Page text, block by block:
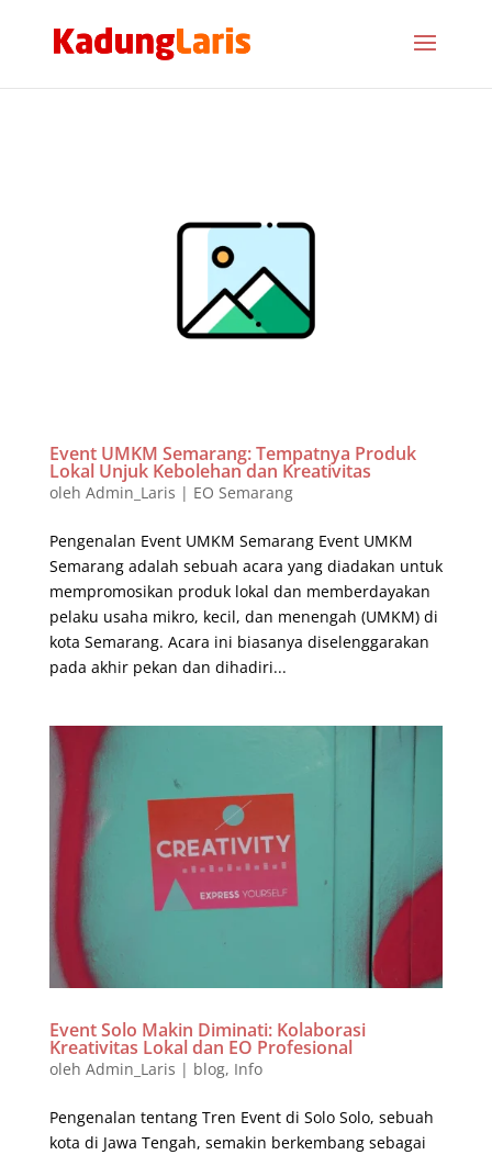
Event UMKM Semarang: Tempatnya Produk
Lokal Unjuk Kebolehan dan Kreativitas
oleh Admin_Laris | EO Semarang
Pengenalan Event UMKM Semarang Event UMKM
Semarang adalah sebuah acara yang diadakan untuk
mempromosikan produk lokal dan memberdayakan
pelaku usaha mikro, kecil, dan menengah (UMKM) di
kota Semarang. Acara ini biasanya diselenggarakan
pada akhir pekan dan dihadiri...
Event Solo Makin Diminati: Kolaborasi
Kreativitas Lokal dan EO Profesional
oleh Admin_Laris | blog, Info
Pengenalan tentang Tren Event di Solo Solo, sebuah
kota di Jawa Tengah, semakin berkembang sebagai